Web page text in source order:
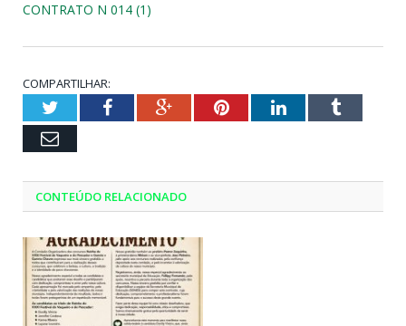
CONTRATO N 014 (1)
COMPARTILHAR:
TwitterFacebookGoogle+PinterestLinkedInTumblr
Email
CONTEÚDO RELACIONADO